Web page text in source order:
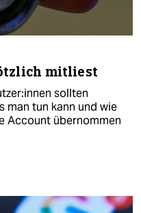
mitliest
sollten
man tun kann und wie
Account übernommen